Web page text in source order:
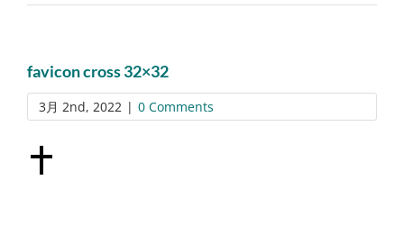
favicon cross 32×32
3月 2nd, 2022 | 0 Comments